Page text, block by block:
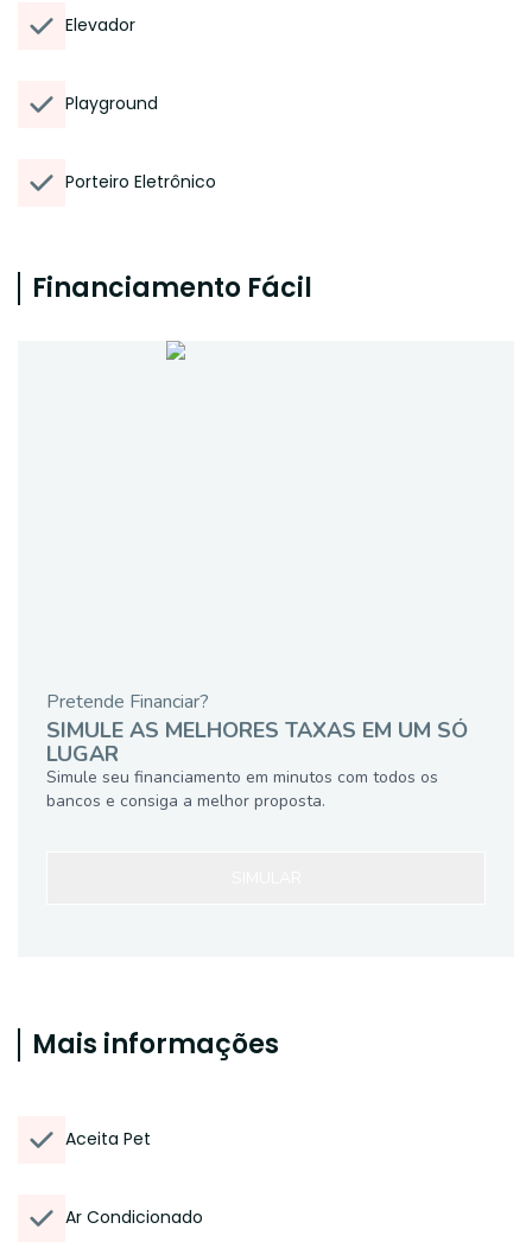
Elevador
Playground
Porteiro Eletrônico
Financiamento Fácil
Pretende Financiar?
SIMULE AS MELHORES TAXAS EM UM SÓ
LUGAR
Simule seu financiamento em minutos com todos os
bancos e consiga a melhor proposta.
Mais informações
Aceita Pet
Ar Condicionado